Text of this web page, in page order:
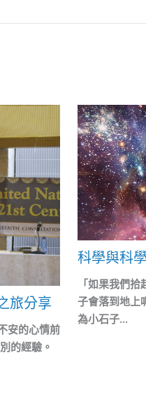
旅分享
安的心情前
的經驗。
科學與科
「如果我們
子會落到地上
為小石子...